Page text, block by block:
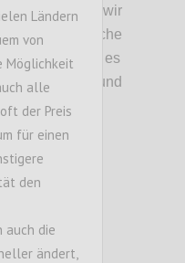
haben wir
wirtschaftliche
.Hier ging es
iefe und
wird.
Ländern
von
Möglichkeit
alle
der Preis
für einen
den
auch die
ändert,